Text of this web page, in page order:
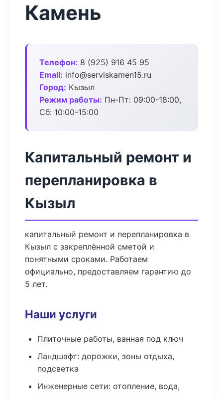
Камень
Телефон: 8 (925) 916 45 95
Email: info@serviskamen15.ru
Город: Кызыл
Режим работы: Пн-Пт: 09:00-18:00,
Сб: 10:00-15:00
Капитальный ремонт и
перепланировка в
Кызыл
капитальный ремонт и перепланировка в
Кызыл с закреплённой сметой и
понятными сроками. Работаем
официально, предоставляем гарантию до
5 лет.
Наши услуги
Плиточные работы, ванная под ключ
Ландшафт: дорожки, зоны отдыха,
подсветка
Инженерные сети: отопление, вода,